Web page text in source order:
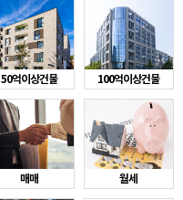
50억이상건물 100억이상건물
매매 월세